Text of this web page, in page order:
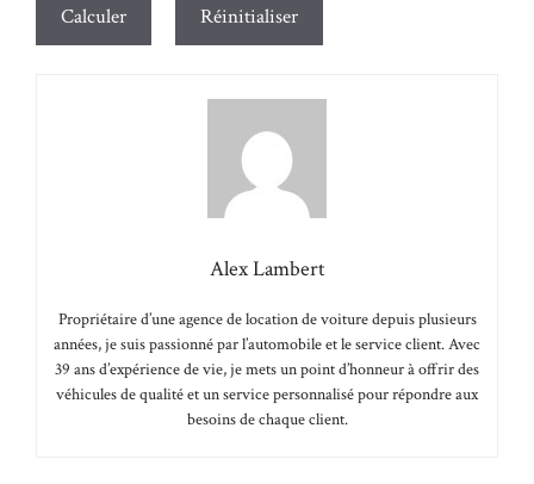
Calculer Réinitialiser
Alex Lambert
Propriétaire d’une agence de location de voiture depuis plusieurs
années, je suis passionné par l’automobile et le service client. Avec
39 ans d’expérience de vie, je mets un point d’honneur à offrir des
véhicules de qualité et un service personnalisé pour répondre aux
besoins de chaque client.